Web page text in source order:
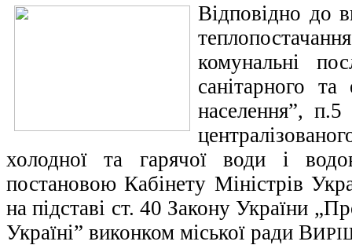
Відповідно до
комунальні
санітарного та
населення”,
холодної та гарячої води і
постановою Кабінету Міністрів
на підставі ст. 40 Закону України
Україні” виконком міської ради В